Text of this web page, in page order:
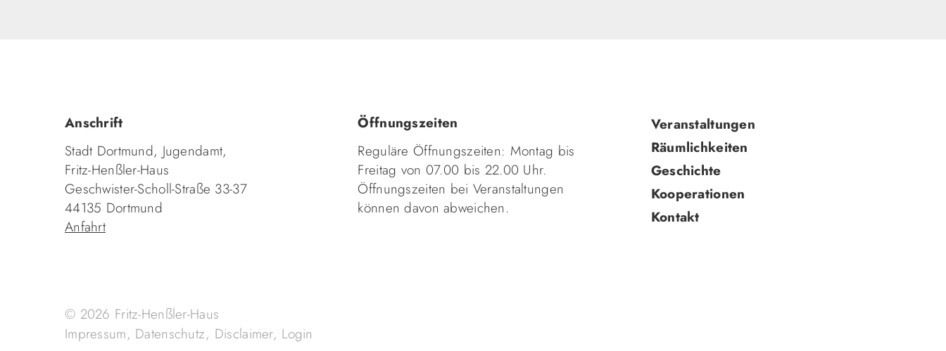
Anschrift
Stadt Dortmund, Jugendamt,
Fritz-Henßler-Haus
Geschwister-Scholl-Straße 33-37
44135 Dortmund
Anfahrt
Öffnungszeiten
Reguläre Öffnungszeiten: Montag bis
Freitag von 07.00 bis 22.00 Uhr.
Öffnungszeiten bei Veranstaltungen
können davon abweichen.
Navigation
überspringen
Veranstaltungen
Räumlichkeiten
Geschichte
Kooperationen
Kontakt
© 2026 Fritz-Henßler-Haus
Impressum, Datenschutz, Disclaimer, Login